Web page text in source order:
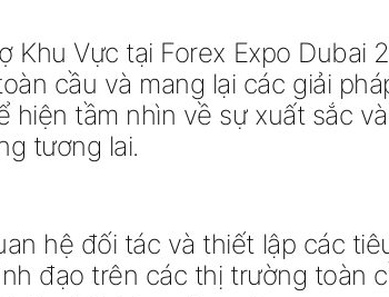
Khu Vực tại Forex Expo
cầu và mang lại các giải
hiện tầm nhìn về sự xuất sắc
tương lai.
hệ đối tác và thiết lập các
đạo trên các thị trường toàn